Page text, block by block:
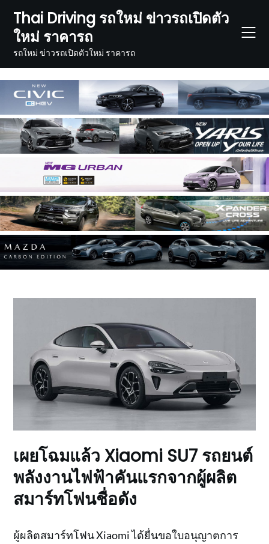
content
Thai Driving รถใหม่ ข่าวรถเปิดตัว
ใหม่ ราคารถ
รถใหม่ ข่าวรถเปิดตัวใหม่ ราคารถ
เผยโฉมแล้ว Xiaomi SU7 รถยนต์
พลังงานไฟฟ้าคันแรกจากผู้ผลิต
สมาร์ทโฟนชื่อดัง
ผู้ผลิตสมาร์ทโฟน Xiaomi ได้ยื่นขอใบอนุญาตการ